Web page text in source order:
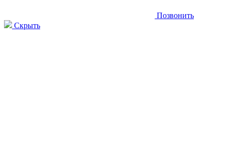
Позвонить
Скрыть